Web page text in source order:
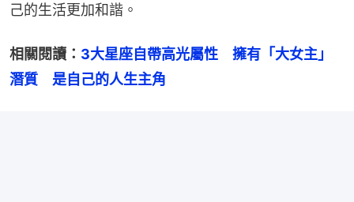
己的生活更加和諧。
相關閱讀： 3大星座自帶高光屬性　擁有「大女主」
潛質　是自己的人生主角